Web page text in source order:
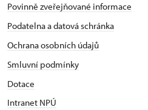
Povinně zveřejňované informace
Podatelna a datová schránka
Ochrana osobních údajů
Smluvní podmínky
Dotace
Intranet NPÚ